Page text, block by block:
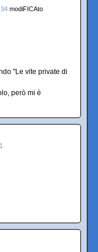
modiFICAto
"Le vite private di
però mi è